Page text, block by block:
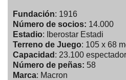
Fundación: 1916
Número de socios: 14.000
Estadio: Iberostar Estadi
Terreno de Juego: 105 x 68
Capacidad : 23.100
Número de peñas: 58
Marca: Macron